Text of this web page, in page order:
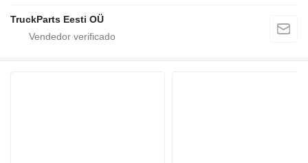
TruckParts Eesti OÜ